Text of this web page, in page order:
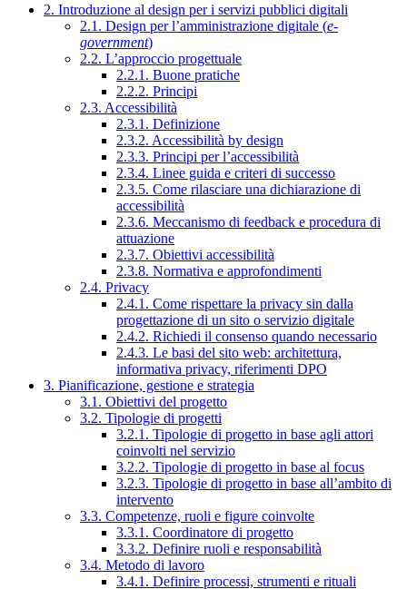
2. Introduzione al design per i servizi pubblici digitali
2.1. Design per l’amministrazione digitale (e-
government)
2.2. L’approccio progettuale
2.2.1. Buone pratiche
2.2.2. Principi
2.3. Accessibilità
2.3.1. Definizione
2.3.2. Accessibilità by design
2.3.3. Principi per l’accessibilità
2.3.4. Linee guida e criteri di successo
2.3.5. Come rilasciare una dichiarazione di
accessibilità
2.3.6. Meccanismo di feedback e procedura di
attuazione
2.3.7. Obiettivi accessibilità
2.3.8. Normativa e approfondimenti
2.4. Privacy
2.4.1. Come rispettare la privacy sin dalla
progettazione di un sito o servizio digitale
2.4.2. Richiedi il consenso quando necessario
2.4.3. Le basi del sito web: architettura,
informativa privacy, riferimenti DPO
3. Pianificazione, gestione e strategia
3.1. Obiettivi del progetto
3.2. Tipologie di progetti
3.2.1. Tipologie di progetto in base agli attori
coinvolti nel servizio
3.2.2. Tipologie di progetto in base al focus
3.2.3. Tipologie di progetto in base all’ambito di
intervento
3.3. Competenze, ruoli e figure coinvolte
3.3.1. Coordinatore di progetto
3.3.2. Definire ruoli e responsabilità
3.4. Metodo di lavoro
3.4.1. Definire processi, strumenti e rituali